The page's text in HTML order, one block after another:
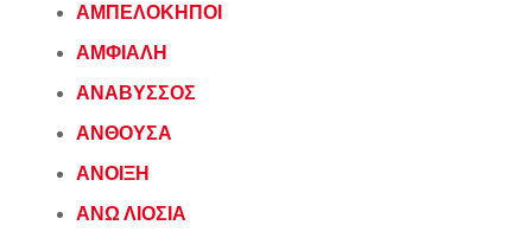
ΑΜΠΕΛΟΚΗΠΟΙ
ΑΜΦΙΑΛΗ
ΑΝΑΒΥΣΣΟΣ
ΑΝΘΟΥΣΑ
ΑΝΟΙΞΗ
ΑΝΩ ΛΙΟΣΙΑ